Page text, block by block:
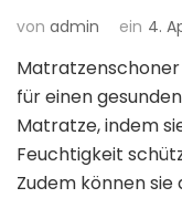
von admin ein 4.
für einen
Matratze, indem
Feuchtigkeit
Zudem können